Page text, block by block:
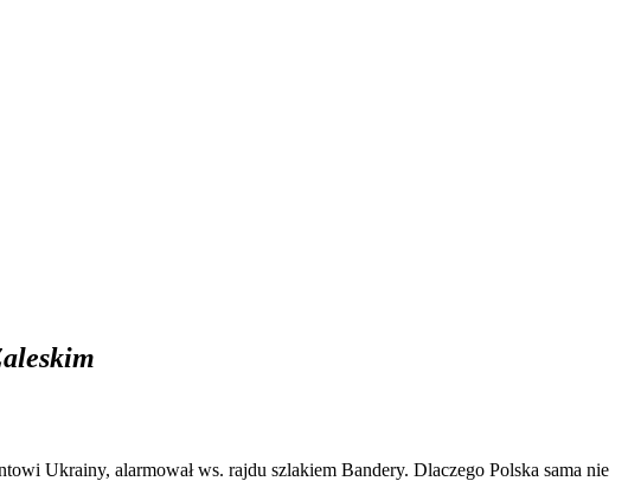
Ukrainy, alarmował ws. rajdu szlakiem Bandery. Dlaczego Polska sama nie